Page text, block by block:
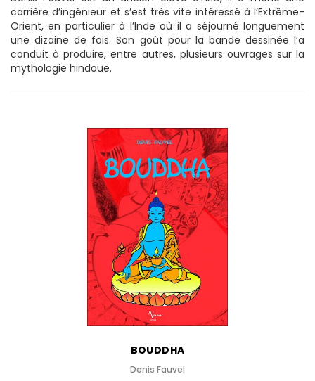
carrière d’ingénieur et s’est très vite intéressé à l’Extrême-
Orient, en particulier à l’Inde où il a séjourné longuement
une dizaine de fois. Son goût pour la bande dessinée l’a
conduit à produire, entre autres, plusieurs ouvrages sur la
mythologie hindoue.
BOUDDHA
Denis Fauvel